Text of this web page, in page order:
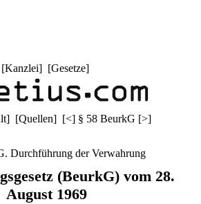
[Kanzlei] [Gesetze]
] [Quellen] [<] § 58 BeurkG [>]
Durchführung der Verwahrung
(BeurkG) vom 28.
August 1969